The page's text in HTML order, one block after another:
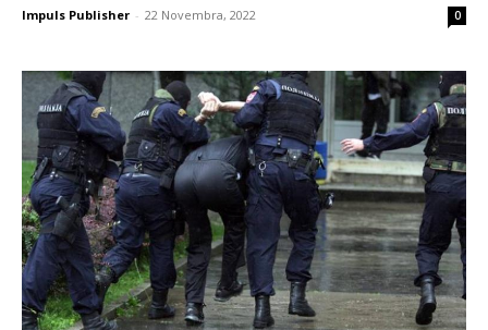
Impuls Publisher - 22 Novembra, 2022 0